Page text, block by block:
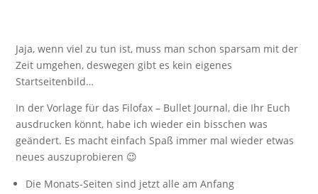
Jaja, wenn viel zu tun ist, muss man schon sparsam mit der
Zeit umgehen, deswegen gibt es kein eigenes
Startseitenbild…
In der Vorlage für das Filofax – Bullet Journal, die Ihr Euch
ausdrucken könnt, habe ich wieder ein bisschen was
geändert. Es macht einfach Spaß immer mal wieder etwas
neues auszuprobieren 😉
Die Monats-Seiten sind jetzt alle am Anfang